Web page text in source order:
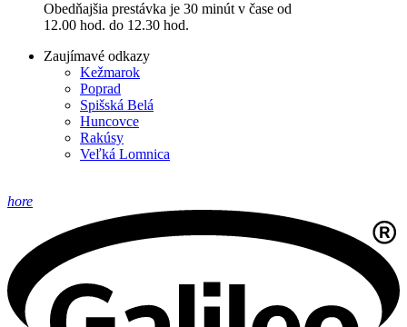
Obedňajšia prestávka je 30 minút v čase od
12.00 hod. do 12.30 hod.
Zaujímavé odkazy
Kežmarok
Poprad
Spišská Belá
Huncovce
Rakúsy
Veľká Lomnica
hore